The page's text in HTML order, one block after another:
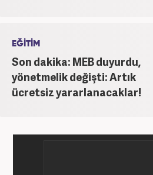
EĞİTİM
Son dakika: MEB duyurdu,
yönetmelik değişti: Artık
ücretsiz yararlanacaklar!